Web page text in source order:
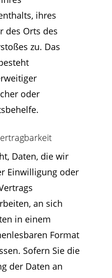
ihres
des Orts des
zu. Das
oder
Daten, die wir
Einwilligung oder
an sich
in einem
Format
Sofern Sie die
der Daten an